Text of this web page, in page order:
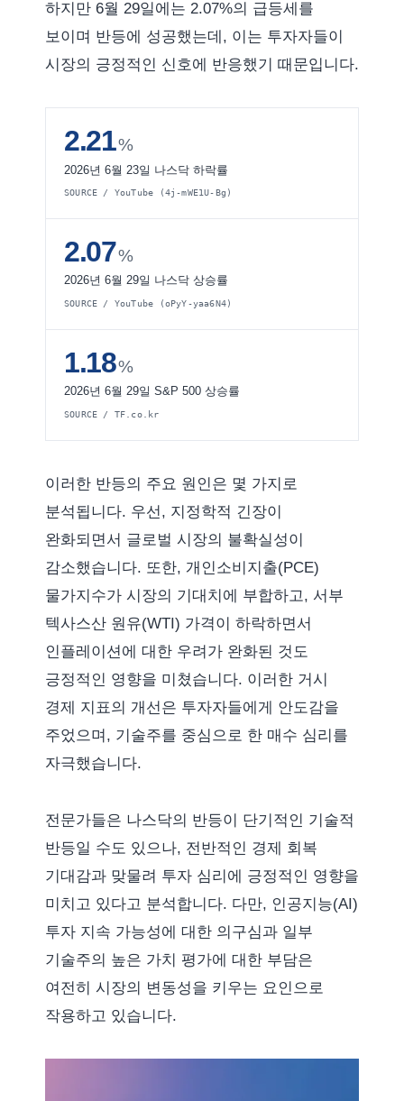
하지만 6월 29일에는 2.07%의 급등세를
보이며 반등에 성공했는데, 이는 투자자들이
시장의 긍정적인 신호에 반응했기 때문입니다.
2.21%
2026년 6월 23일 나스닥 하락률
SOURCE / YouTube (4j-mWE1U-Bg)
2.07%
2026년 6월 29일 나스닥 상승률
SOURCE / YouTube (oPyY-yaa6N4)
1.18%
2026년 6월 29일 S&P 500 상승률
SOURCE / TF.co.kr
이러한 반등의 주요 원인은 몇 가지로
분석됩니다. 우선, 지정학적 긴장이
완화되면서 글로벌 시장의 불확실성이
감소했습니다. 또한, 개인소비지출(PCE)
물가지수가 시장의 기대치에 부합하고, 서부
텍사스산 원유(WTI) 가격이 하락하면서
인플레이션에 대한 우려가 완화된 것도
긍정적인 영향을 미쳤습니다. 이러한 거시
경제 지표의 개선은 투자자들에게 안도감을
주었으며, 기술주를 중심으로 한 매수 심리를
자극했습니다.
전문가들은 나스닥의 반등이 단기적인 기술적
반등일 수도 있으나, 전반적인 경제 회복
기대감과 맞물려 투자 심리에 긍정적인 영향을
미치고 있다고 분석합니다. 다만, 인공지능(AI)
투자 지속 가능성에 대한 의구심과 일부
기술주의 높은 가치 평가에 대한 부담은
여전히 시장의 변동성을 키우는 요인으로
작용하고 있습니다.